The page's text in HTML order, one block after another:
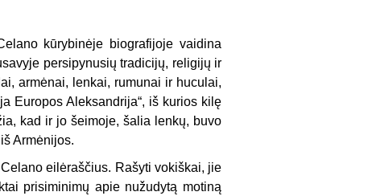
kūrybinėje biografijoje vaidina
persipynusių tradicijų, religijų ir
armėnai, lenkai, rumunai ir huculai,
Europos Aleksandrija“, iš kurios kilę
kad ir jo šeimoje, šalia lenkų, buvo
Armėnijos.
eilėraščius. Rašyti vokiškai, jie
prisiminimų apie nužudytą motiną